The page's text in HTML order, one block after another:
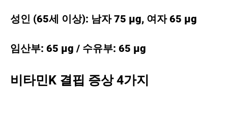
성인 (65세 이상): 남자 75 μg, 여자 65 μg
임산부: 65 μg / 수유부: 65 μg
비타민K 결핍 증상 4가지